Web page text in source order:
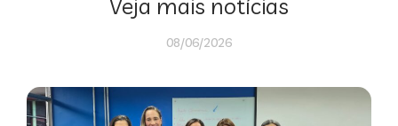
Veja mais notícias
08/06/2026